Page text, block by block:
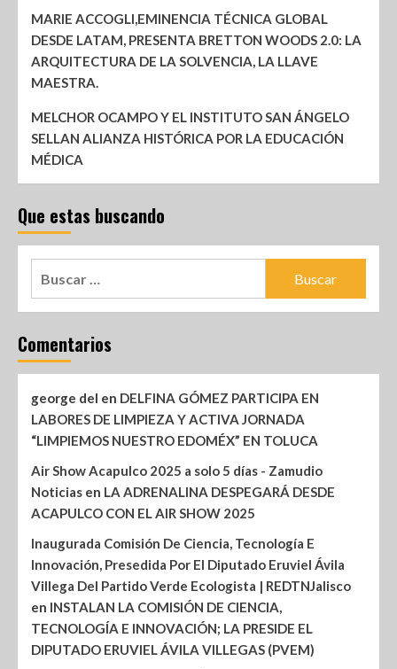
MARIE ACCOGLI,EMINENCIA TÉCNICA GLOBAL
DESDE LATAM, PRESENTA BRETTON WOODS 2.0: LA
ARQUITECTURA DE LA SOLVENCIA, LA LLAVE
MAESTRA.
MELCHOR OCAMPO Y EL INSTITUTO SAN ÁNGELO
SELLAN ALIANZA HISTÓRICA POR LA EDUCACIÓN
MÉDICA
Que estas buscando
Comentarios
george del en DELFINA GÓMEZ PARTICIPA EN
LABORES DE LIMPIEZA Y ACTIVA JORNADA
“LIMPIEMOS NUESTRO EDOMÉX” EN TOLUCA
Air Show Acapulco 2025 a solo 5 días - Zamudio
Noticias en LA ADRENALINA DESPEGARÁ DESDE
ACAPULCO CON EL AIR SHOW 2025
Inaugurada Comisión De Ciencia, Tecnología E
Innovación, Presedida Por El Diputado Eruviel Ávila
Villega Del Partido Verde Ecologista | REDTNJalisco
en INSTALAN LA COMISIÓN DE CIENCIA,
TECNOLOGÍA E INNOVACIÓN; LA PRESIDE EL
DIPUTADO ERUVIEL ÁVILA VILLEGAS (PVEM)